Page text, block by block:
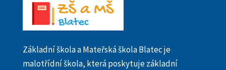
Základní škola a Mateřská škola Blatec je
malotřídní škola, která poskytuje základní